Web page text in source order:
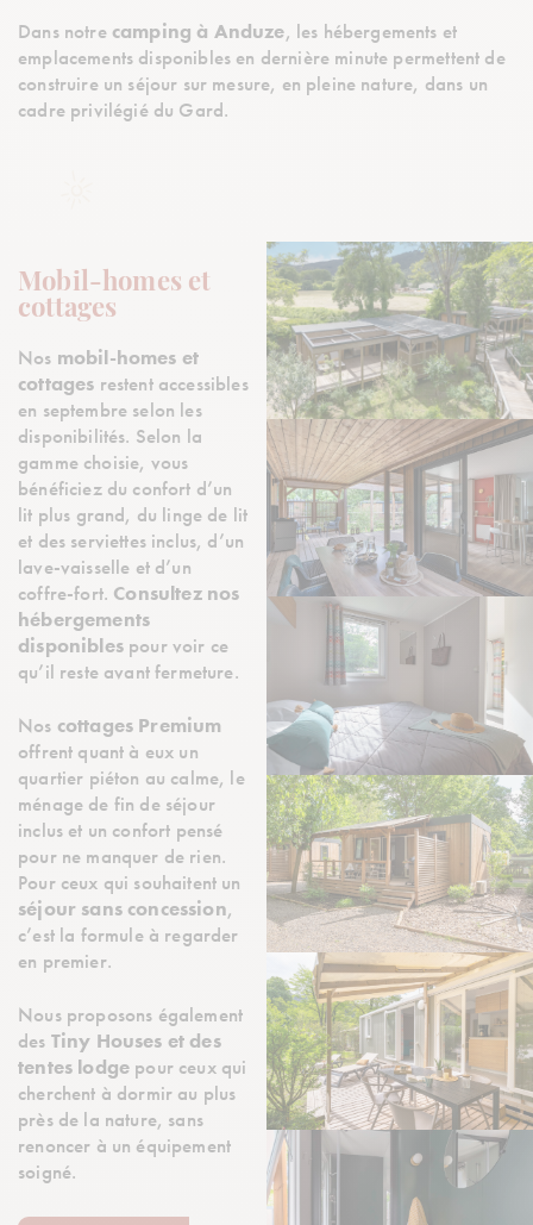
Dans notre camping à Anduze, les hébergements et
emplacements disponibles en dernière minute permettent de
construire un séjour sur mesure, en pleine nature, dans un
cadre privilégié du Gard.
Mobil-homes et
cottages
Nos mobil-homes et
cottages restent accessibles
en septembre selon les
disponibilités. Selon la
gamme choisie, vous
bénéficiez du confort d’un
lit plus grand, du linge de lit
et des serviettes inclus, d’un
lave-vaisselle et d’un
coffre-fort. Consultez nos
hébergements
disponiblespour voir ce
qu’il reste avant fermeture.
Nos cottages Premium
offrent quant à eux un
quartier piéton au calme, le
ménage de fin de séjour
inclus et un confort pensé
pour ne manquer de rien.
Pour ceux qui souhaitent un
séjour sans concession,
c’est la formule à regarder
en premier.
Nous proposons également
des Tiny Houses et des
tentes lodge pour ceux qui
cherchent à dormir au plus
près de la nature, sans
renoncer à un équipement
soigné.